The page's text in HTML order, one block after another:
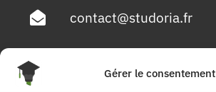
Gérer le consentement
contact@studoria.fr
4 Rue Georges Pompidou